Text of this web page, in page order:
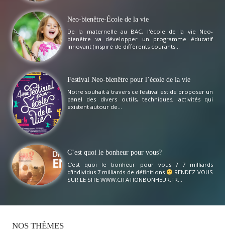
Neo-bienêtre-École de la vie
De la maternelle au BAC, l'école de la vie Neo-
bienêtre va développer un programme éducatif
innovant (inspiré de différents courants...
Festival Neo-bienêtre pour l’école de la vie
Notre souhait à travers ce festival est de proposer un
panel des divers outils, techniques, activités qui
existent autour de...
C’est quoi le bonheur pour vous?
C'est quoi le bonheur pour vous ? 7 milliards
d'individus 7 milliards de définitions
RENDEZ-VOUS
SUR LE SITE WWW.CITATIONBONHEUR.FR...
NOS THÈMES